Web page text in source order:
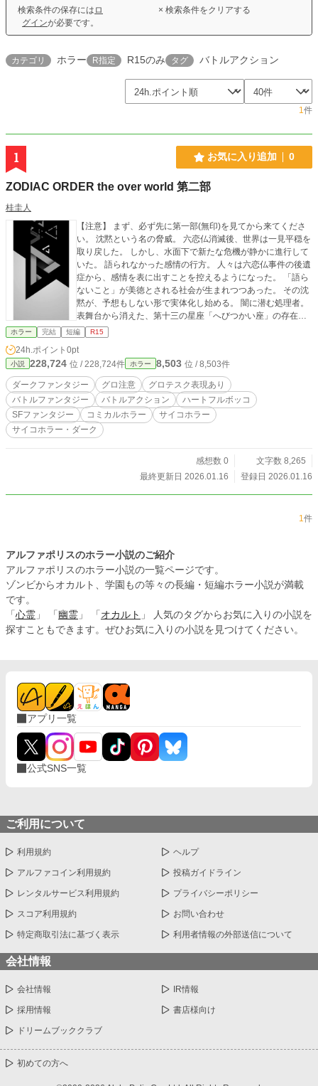
検索条件の保存には ロ
グインが必要です。
× 検索条件をクリアする
カテゴリ ホラー R指定 R15のみ タグ バトルアクション
1件
1 お気に入り追加 0
ZODIAC ORDER the over world 第二部
桂圭人
【注意】 まず、必ず先に第一部(無印)を見てから来てくださ
い。 沈黙という名の脅威。 六恋仏消滅後、世界は一見平穏を
取り戻した。 しかし、水面下で新たな危機が静かに進行して
いた。 語られなかった感情の行方。 人々は六恋仏事件の後遺
症から、感情を表に出すことを控えるようになった。 「語ら
ないこと」が美徳とされる社会が生まれつつあった。 その沈
黙が、予想もしない形で実体化し始める。 闇に潜む処理者。
表舞台から消えた、第十三の星座「へびつかい座」の存在。
彼らはゾディアックオーダーの正式な記録には現れない、闇
の処理者たちだ。 その一人、セイ・モクマは「沈黙胎」と呼
ばれる新たな脅威と戦っていた。 沈黙が生み出すもの。 語ら
れず、昇華されず、否定もされない感情。 それらは内側で腐
り、やがて形を持ち始める。 仏像のような明確な形ではな
く、より原始的で危険な「何か」として。 孤独な戦い。 モク
マの戦いは誰にも知られず、記録にも残らない。 彼は人々の
胸に潜む「語られなかった想い」と対峙し、それが災厄にな
る前に処理しなければならない。 過去とのつながり。 六恋仏
彼女が誰にも語らなかった真実が、新たな事件と深く関わっ
は、言葉にならない感情の危険性と、それを「語ること」の
重要性を問う物語だ。 沈黙は安全か、それとも危険か？ 語ら
ホラー 完結 短編 R15
24h.ポイント 0pt
小説 228,724 位 / 228,724件 ホラー 8,503 位 / 8,503件
ダークファンタジー グロ注意
グロテスク表現あり
バトルファンタジー
バトルアクション
ハートフルボッコ
SFファンタジー
コミカルホラー
サイコホラー
サイコホラー・ダーク
感想数 0
文字数 8,265
最終更新日 2026.01.16
登録日 2026.01.16
1件
アルファポリスのホラー小説のご紹介
アルファポリスのホラー小説の一覧ページです。
ゾンビからオカルト、学園もの等々の長編・短編ホラー小説が満載
です。
「 心霊 」 「 幽霊 」 「 オカルト 」 人気のタグからお気に入りの小説を
探すこともできます。ぜひお気に入りの小説を見つけてください。
アプリ一覧
公式SNS一覧
ご利用について
利用規約 ヘルプ
アルファコイン利用規約 投稿ガイドライン
レンタルサービス利用規約 プライバシーポリシー
スコア利用規約 お問い合わせ
特定商取引法に基づく表示 利用者情報の外部送信について
会社情報
会社情報 IR情報
採用情報 書店様向け
ドリームブッククラブ
初めての方へ